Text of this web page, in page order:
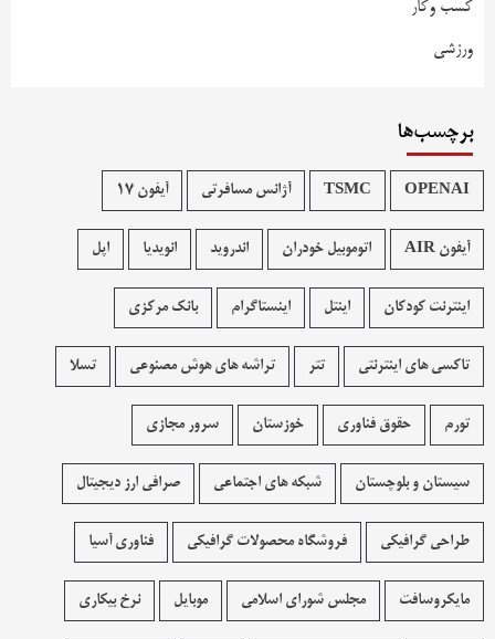
کسب وکار
ورزشی
برچسب‌ها
OPENAI
TSMC آژانس مسافرتی آیفون 17
آیفون AIR اتوموبیل خودران اندروید انویدیا اپل
اینترنت کودکان اینتل اینستاگرام بانک مرکزی
تاکسی های اینترنتی تتر تراشه های هوش مصنوعی تسلا
تورم حقوق فناوری خوزستان سرور مجازی
سیستان و بلوچستان شبکه های اجتماعی صرافی ارز دیجیتال
طراحی گرافیکی فروشگاه محصولات گرافيکی فناوری آسیا
مایکروسافت مجلس شورای اسلامی موبایل نرخ بیکاری